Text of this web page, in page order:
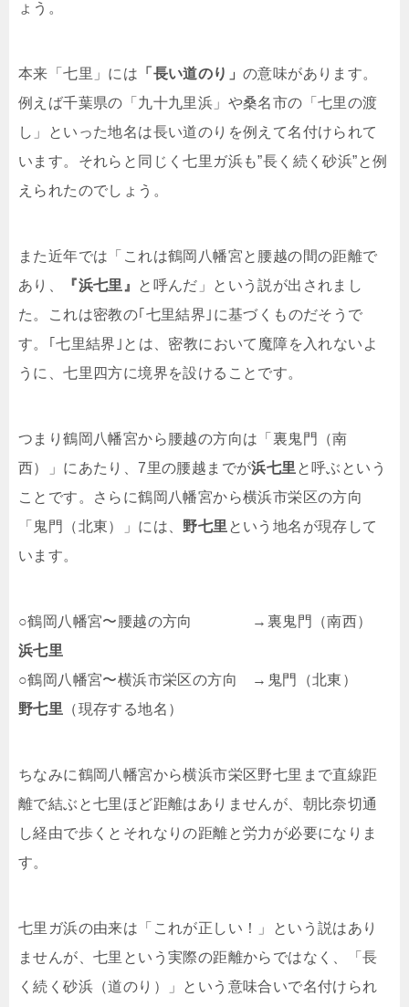
ょう。
本来「七里」には 「長い道のり」 の意味があります。
例えば千葉県の「九十九里浜」や桑名市の「七里の渡
し」といった地名は長い道のりを例えて名付けられて
います。それらと同じく七里ガ浜も”長く続く砂浜”と例
えられたのでしょう。
また近年では「これは鶴岡八幡宮と腰越の間の距離で
あり、
『浜七里』
と呼んだ」という説が出されまし
た。これは密教の｢七里結界｣に基づくものだそうで
す。｢七里結界｣とは、密教において魔障を入れないよ
うに、七里四方に境界を設けることです。
つまり鶴岡八幡宮から腰越の方向は「裏鬼門（南
西）」にあたり、7里の腰越までが浜七里 と呼ぶという
ことです。さらに鶴岡八幡宮から横浜市栄区の方向
「鬼門（北東）」には、 野七里 という地名が現存して
います。
○鶴岡八幡宮〜腰越の方向 →裏鬼門（南西）
浜七里
○鶴岡八幡宮〜横浜市栄区の方向 →鬼門（北東）
野七里 （現存する地名）
ちなみに鶴岡八幡宮から横浜市栄区野七里まで直線距
離で結ぶと七里ほど距離はありませんが、朝比奈切通
し経由で歩くとそれなりの距離と労力が必要になりま
す。
七里ガ浜の由来は「これが正しい！」という説はあり
ませんが、七里という実際の距離からではなく、「長
く続く砂浜（道のり）」という意味合いで名付けられ